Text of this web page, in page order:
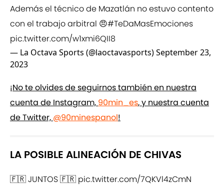
Además el técnico de Mazatlán no estuvo contento
con el trabajo arbitral 😠#TeDaMasEmociones
pic.twitter.com/w1xmi6QII8
— La Octava Sports (@laoctavasports)September 23,
2023
¡No te olvides de seguirnos también en nuestra
cuenta de Instagram, 90min_es, y nuestra cuenta
de Twitter, @90minespanol!
LA POSIBLE ALINEACIÓN DE CHIVAS
🇫🇷 JUNTOS 🇫🇷 pic.twitter.com/7QKVl4zCmN